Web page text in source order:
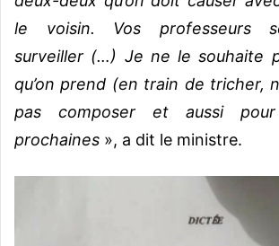
le voisin. Vos professeurs
surveiller (…) Je ne le souhaite
qu’on prend (en train de tricher,
pas composer et aussi
prochaines », a dit le ministre.